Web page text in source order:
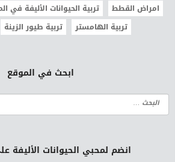
امراض القطط
تربية الحيوانات الأليفة في
تربية الهامستر
تربية طيور الزينة
ابحث في الموقع
انضم لمحبي الحيوانات